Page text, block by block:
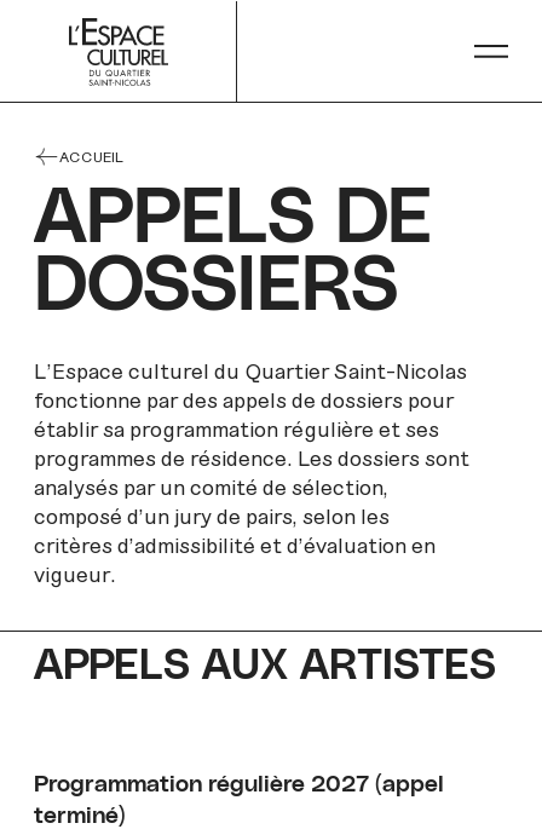
NOUS JOINDRE PLANIFIER MA VISITE
ACCUEIL
APPELS DE
DOSSIERS
L’Espace culturel du Quartier Saint-Nicolas
fonctionne par des appels de dossiers pour
établir sa programmation régulière et ses
programmes de résidence. Les dossiers sont
analysés par un comité de sélection,
composé d'un jury de pairs, selon les
critères d’admissibilité et d’évaluation en
vigueur.
APPELS AUX ARTISTES
Programmation régulière 2027 (appel
terminé)